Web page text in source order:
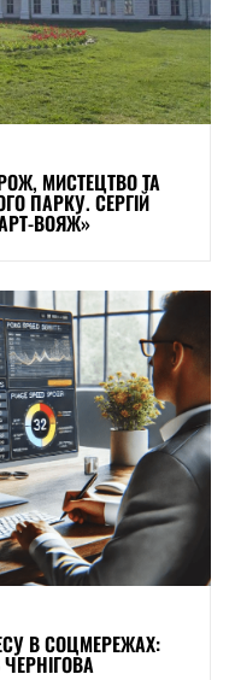
МИСТЕЦТВО ТА
ПАРКУ. СЕРГІЙ
ВОЯЖ»
В СОЦМЕРЕЖАХ:
ЧЕРНІГОВА